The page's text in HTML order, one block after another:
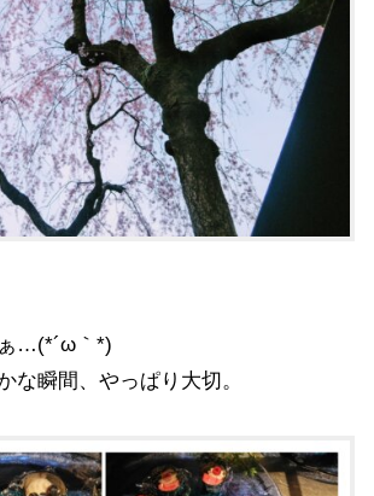
…(*´ω｀*)
な瞬間、やっぱり大切。